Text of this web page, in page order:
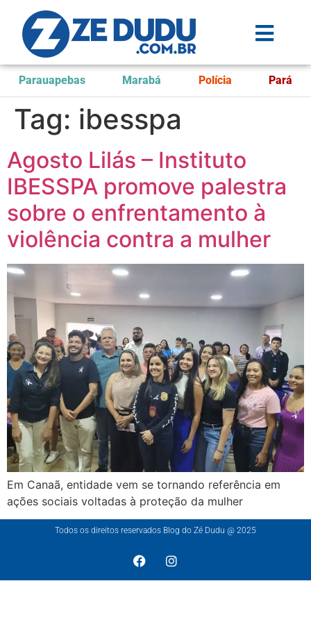
Parauapebas Marabá Polícia Pará
Tag: ibesspa
Agosto Lilás – Instituto
IBESSPA promove palestra
sobre o enfrentamento à
violência contra a mulher
Em Canaã, entidade vem se tornando referência em
ações sociais voltadas à proteção da mulher
Todos os direitos reservados Blog do Zé Dudu @ 2025